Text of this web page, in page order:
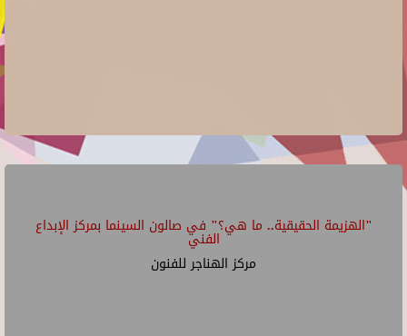
"الهزيمة الحقيقية.. ما هي؟" في صالون السينما بمركز الإبداع
الفني
مركز الهناجر للفنون